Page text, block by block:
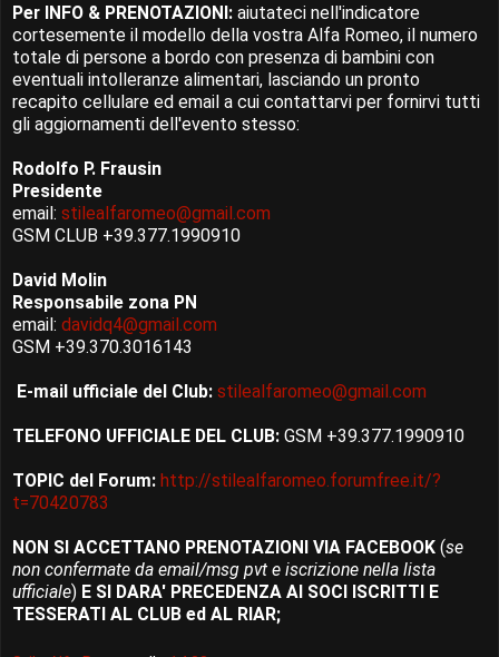
Per INFO & PRENOTAZIONI: aiutateci nell'indicatore
cortesemente il modello della vostra Alfa Romeo, il numero
totale di persone a bordo con presenza di bambini con
eventuali intolleranze alimentari, lasciando un pronto
recapito cellulare ed email a cui contattarvi per fornirvi tutti
gli aggiornamenti dell'evento stesso:
Rodolfo P. Frausin
Presidente
email: stilealfaromeo@gmail.com
GSM CLUB +39.377.1990910
David Molin
Responsabile zona PN
email: davidq4@gmail.com
GSM +39.370.3016143
E-mail ufficiale del Club: stilealfaromeo@gmail.com
TELEFONO UFFICIALE DEL CLUB: GSM +39.377.1990910
TOPIC del Forum: http://stilealfaromeo.forumfree.it/?
t=70420783
NON SI ACCETTANO PRENOTAZIONI VIA FACEBOOK (se
non confermate da email/msg pvt e iscrizione nella lista
ufficiale) E SI DARA' PRECEDENZA AI SOCI ISCRITTI E
TESSERATI AL CLUB ed AL RIAR;